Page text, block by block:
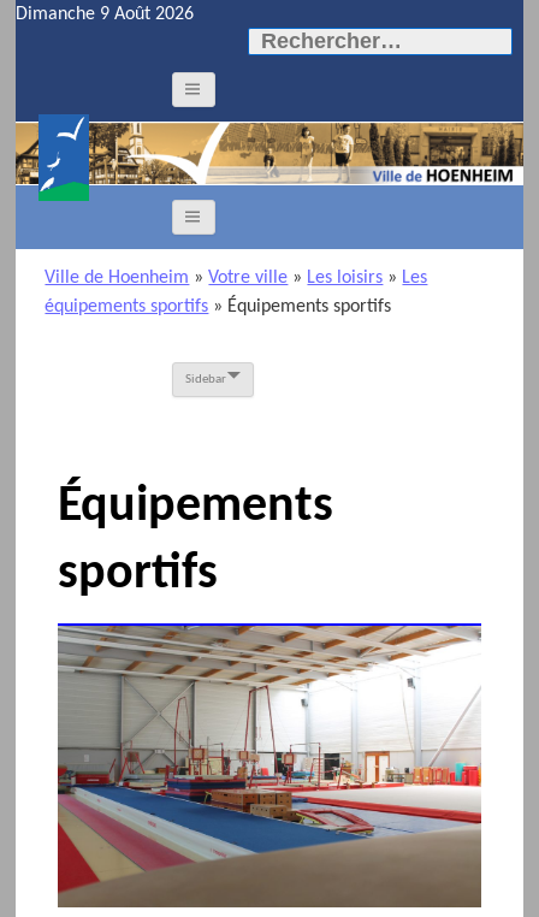
Dimanche 9 Août 2026
Rechercher :
Ville de Hoenheim »Votre ville » Les loisirs » Les
équipements sportifs » Équipements sportifs
Sidebar
Équipements
sportifs